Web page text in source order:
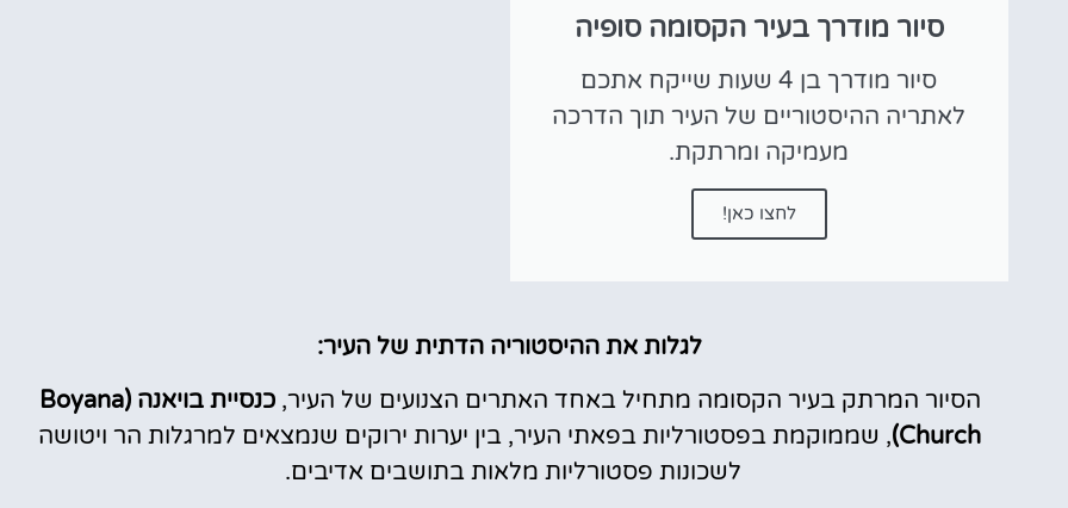
סיור מודרך בעיר הקסומה סופיה
סיור מודרך בן 4 שעות שייקח אתכם
לאתריה ההיסטוריים של העיר תוך הדרכה
מעמיקה ומרתקת.
לחצו כאן!
לגלות את ההיסטוריה הדתית של העיר:
הסיור המרתק בעיר הקסומה מתחיל באחד האתרים הצנועים של העיר,
כנסיית בויאנה (Boyana
Church) , שממוקמת בפסטורליות בפאתי העיר, בין יערות ירוקים שנמצאים למרגלות הר ויטושה
לשכונות פסטורליות מלאות בתושבים אדיבים.